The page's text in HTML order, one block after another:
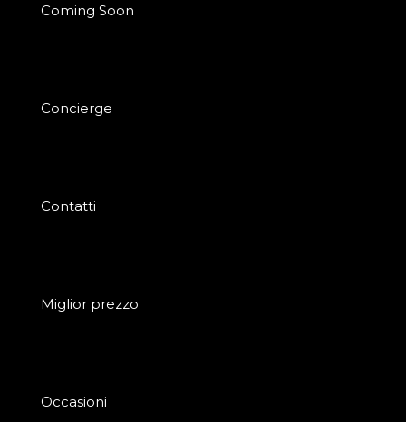
Coming Soon
Concierge
Contatti
Miglior prezzo
Occasioni